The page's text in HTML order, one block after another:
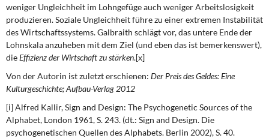
weniger Ungleichheit im Lohngefüge auch weniger Arbeitslosigkeit
produzieren. Soziale Ungleichheit führe zu einer extremen Instabilität
des Wirtschaftssystems. Galbraith schlägt vor, das untere Ende der
Lohnskala anzuheben mit dem Ziel (und eben das ist bemerkenswert),
dieEffizienz der Wirtschaft zu stärken.[x]
Von der Autorin ist zuletzt erschienen: Der Preis des Geldes: Eine
Kulturgeschichte; Aufbau-Verlag 2012
[i] Alfred Kallir, Sign and Design: The Psychogenetic Sources of the
Alphabet, London 1961, S. 243. (dt.: Sign and Design. Die
psychogenetischen Quellen des Alphabets. Berlin 2002), S. 40.